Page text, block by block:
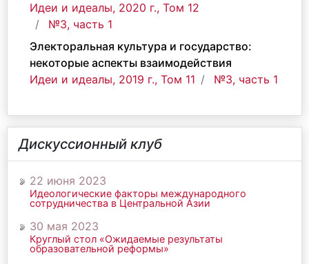
Идеи и идеалы, 2020 г., Том 12
№3, часть 1
Электоральная культура и государство:
некоторые аспекты взаимодействия
Идеи и идеалы, 2019 г., Том 11
№3, часть 1
Дискуссионный клуб
22 июня 2023
Идеологические факторы международного
сотрудничества в Центральной Азии
30 мая 2023
Круглый стол «Ожидаемые результаты
образовательной реформы»